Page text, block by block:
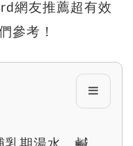
網友推薦超有效
參考！